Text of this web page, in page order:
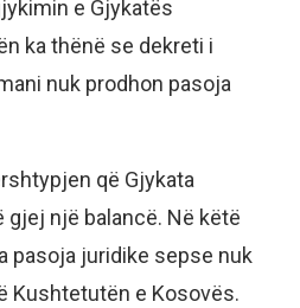
e Gjykatës
ka thënë se dekreti i
nuk prodhon pasoja
që Gjykata
një balancë. Në këtë
pasoja juridike sepse nuk
Kushtetutën e Kosovës.